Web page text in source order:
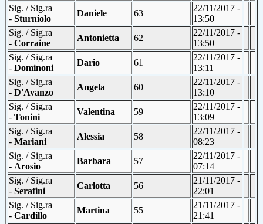
Sig. / Sig.ra
- Sturniolo
Daniele 63
22/11/2017 -
13:50
Sig. / Sig.ra
- Corraine
Antonietta 62
22/11/2017 -
13:50
Sig. / Sig.ra
- Dominoni
Dario 61
22/11/2017 -
13:11
Sig. / Sig.ra
- D'Avanzo
Angela 60
22/11/2017 -
13:10
Sig. / Sig.ra
- Tonini
Valentina 59
22/11/2017 -
13:09
Sig. / Sig.ra
- Mariani
Alessia 58
22/11/2017 -
08:23
Sig. / Sig.ra
- Arosio
Barbara 57
22/11/2017 -
07:14
Sig. / Sig.ra
- Serafini
Carlotta 56
21/11/2017 -
22:01
Sig. / Sig.ra
- Cardillo
Martina 55
21/11/2017 -
21:41